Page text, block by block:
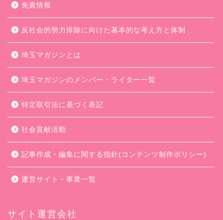
免責情報
反社会的勢力排除に向けた基本的な考え方と体制
埼玉マガジンとは
埼玉マガジンのメンバー・ライター一覧
特定取引法に基づく表記
社会貢献活動
記事作成・編集に関する指針(コンテンツ制作ポリシー)
運営サイト・事業一覧
サイト運営会社